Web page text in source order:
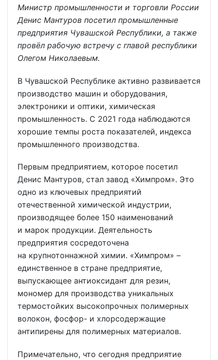
Министр промышленности и торговли России
Денис Мантуров посетил промышленные
предприятия Чувашской Республики, а также
провёл рабочую встречу с главой республики
Олегом Николаевым.
В Чувашской Республике активно развивается
производство машин и оборудования,
электроники и оптики, химическая
промышленность. С 2021 года наблюдаются
хорошие темпы роста показателей, индекса
промышленного производства.
Первым предприятием, которое посетил
Денис Мантуров, стал завод «Химпром». Это
одно из ключевых предприятий
отечественной химической индустрии,
производящее более 150 наименований
и марок продукции. Деятельность
предприятия сосредоточена
на крупнотоннажной химии. «Химпром» –
единственное в стране предприятие,
выпускающее антиоксидант для резин,
мономер для производства уникальных
термостойких высокопрочных полимерных
волокон, фосфор- и хлорсодержащие
антипирены для полимерных материалов.
Примечательно, что сегодня предприятие